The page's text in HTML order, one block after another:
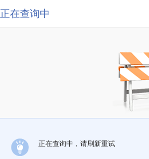
正在查询中
正在查询中，请刷新重试